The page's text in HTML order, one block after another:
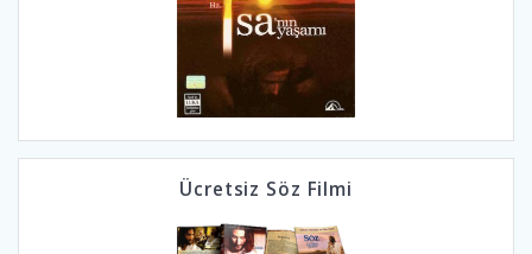
Ücretsiz Söz Filmi